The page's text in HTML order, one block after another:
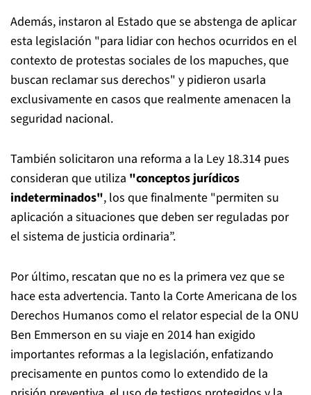
Además, instaron al Estado que se abstenga de aplicar
esta legislación "para lidiar con hechos ocurridos en el
contexto de protestas sociales de los mapuches, que
buscan reclamar sus derechos" y pidieron usarla
exclusivamente en casos que realmente amenacen la
seguridad nacional.
También solicitaron una reforma a la Ley 18.314 pues
consideran que utiliza "conceptos jurídicos
indeterminados", los que finalmente "permiten su
aplicación a situaciones que deben ser reguladas por
el sistema de justicia ordinaria”.
Por último, rescatan que no es la primera vez que se
hace esta advertencia. Tanto la Corte Americana de los
Derechos Humanos como el relator especial de la ONU
Ben Emmerson en su viaje en 2014 han exigido
importantes reformas a la legislación, enfatizando
precisamente en puntos como lo extendido de la